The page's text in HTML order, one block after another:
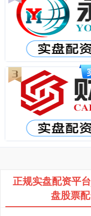
正规实盘配资平
盘股票